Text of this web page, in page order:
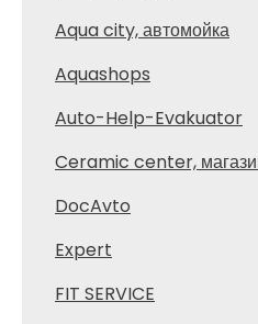
Aqua city, автомойка
Aquashops
Auto-Help-Evakuator
Ceramic center,
DocAvto
Expert
FIT SERVICE